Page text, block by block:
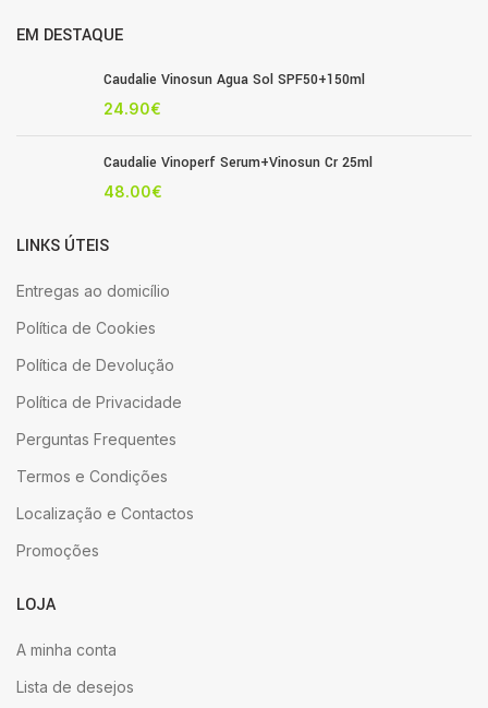
EM DESTAQUE
Caudalie Vinosun Agua Sol SPF50+150ml
24.90€
Caudalie Vinoperf Serum+Vinosun Cr 25ml
48.00€
LINKS ÚTEIS
Entregas ao domicílio
Política de Cookies
Política de Devolução
Política de Privacidade
Perguntas Frequentes
Termos e Condições
Localização e Contactos
Promoções
LOJA
A minha conta
Lista de desejos